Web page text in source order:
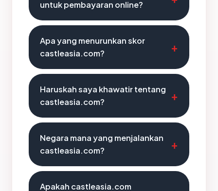
untuk pembayaran online?
Apa yang menurunkan skor
castleasia.com?
Haruskah saya khawatir tentang
castleasia.com?
Negara mana yang menjalankan
castleasia.com?
Apakah castleasia.com